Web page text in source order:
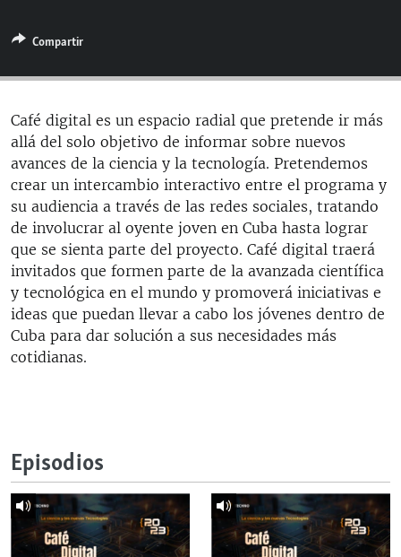
ESPECIALES
ESPECIALES
LA REALIDAD DE LA VIVIENDA EN CUBA
SER VIEJO EN CUBA
KENTU-CUBANO
LOS SANTOS DE HIALEAH
DESINFORMACIÓN RUSA EN AMÉRICA LATINA
LA INVASIÓN DE RUSIA A UCRANIA
MULTIMEDIA
EDITORIALES
SÍGUENOS
Compartir
Café digital es un espacio radial que pretende ir más
allá del solo objetivo de informar sobre nuevos
avances de la ciencia y la tecnología. Pretendemos
crear un intercambio interactivo entre el programa y
su audiencia a través de las redes sociales, tratando
de involucrar al oyente joven en Cuba hasta lograr
que se sienta parte del proyecto. Café digital traerá
invitados que formen parte de la avanzada científica
y tecnológica en el mundo y promoverá iniciativas e
ideas que puedan llevar a cabo los jóvenes dentro de
Cuba para dar solución a sus necesidades más
cotidianas.
Episodios